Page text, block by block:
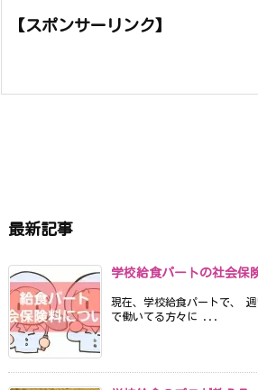
【スポンサーリンク】
最新記事
学校給食パートの社会保
現在、学校給食パートで、 週
で働いてる方々に ...